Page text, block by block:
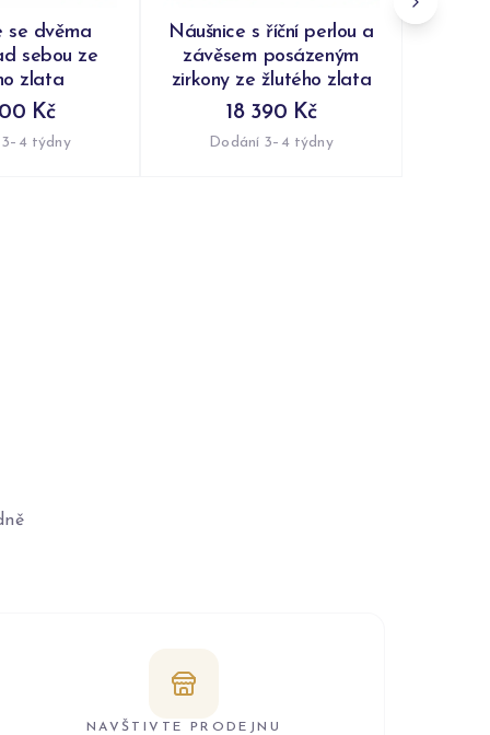
se dvěma
sebou ze
zlata
Kč
týdny
Náušnice s říční perlou a
závěsem posázeným
zirkony ze žlutého zlata
18 390 Kč
Dodání 3–4 týdny
NAVŠTIVTE PRODEJNU